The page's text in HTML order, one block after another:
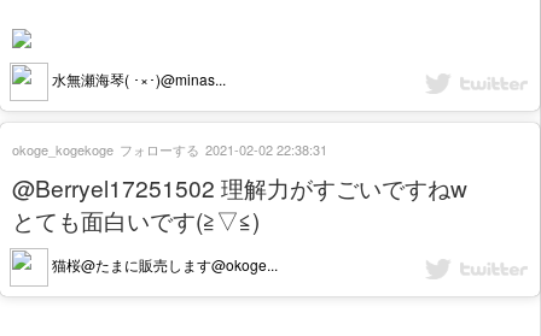
水無瀬海琴( ･×･)@minas...
@Berryel17251502 理解力がすごいですねw
とても面白いです(≧▽≦)
猫桜@たまに販売します@okoge...
okoge_kogekoge フォローする 2021-02-02 22:38:31